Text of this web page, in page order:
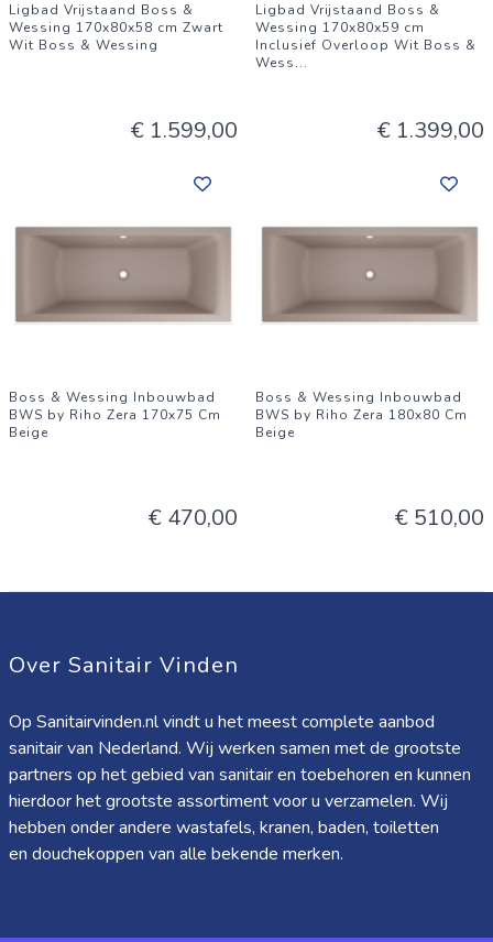
Ligbad Vrijstaand Boss &
Wessing 170x80x58 cm Zwart
Wit Boss & Wessing
€ 1.599,00
Ligbad Vrijstaand Boss &
Wessing 170x80x59 cm
Inclusief Overloop Wit Boss &
Wess...
€ 1.399,00
Boss & Wessing Inbouwbad
BWS by Riho Zera 170x75 Cm
Beige
€ 470,00
Boss & Wessing Inbouwbad
BWS by Riho Zera 180x80 Cm
Beige
€ 510,00
Over Sanitair Vinden
Op Sanitairvinden.nl vindt u het meest complete aanbod
sanitair van Nederland. Wij werken samen met de grootste
partners op het gebied van sanitair en toebehoren en kunnen
hierdoor het grootste assortiment voor u verzamelen. Wij
hebben onder andere wastafels, kranen, baden, toiletten
en douchekoppen van alle bekende merken.